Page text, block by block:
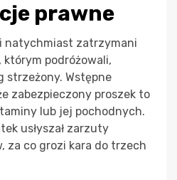
prawne
natychmiast zatrzymani
którym podróżowali,
strzeżony. Wstępne
zabezpieczony proszek to
lub jej pochodnych.
usłyszał zarzuty
za co grozi kara do trzech